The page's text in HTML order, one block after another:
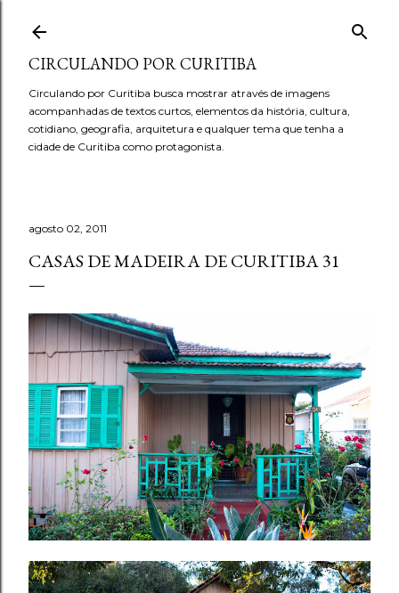
CIRCULANDO POR CURITIBA
Circulando por Curitiba busca mostrar através de imagens
acompanhadas de textos curtos, elementos da história, cultura,
cotidiano, geografia, arquitetura e qualquer tema que tenha a
cidade de Curitiba como protagonista.
agosto 02, 2011
CASAS DE MADEIRA DE CURITIBA 31